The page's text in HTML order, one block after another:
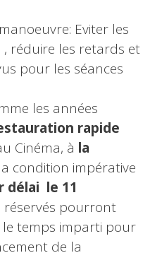
Eviter les
réduire les retards et
pour les séances
les années
rapide
Cinéma, à la
condition impérative
délai le 11
réservés pourront
le temps imparti pour
de la